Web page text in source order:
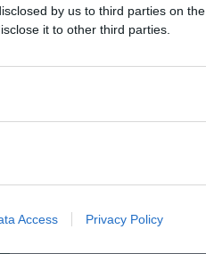
by us to third parties on the
it to other third parties.
Access Privacy Policy
Photo : Shutterstock / Iren Key
du Monténégro.
ne déroge pas à la règle
diffère sensiblement de
les nombreuses marches
pas la même histoire
mélange fait que la ville